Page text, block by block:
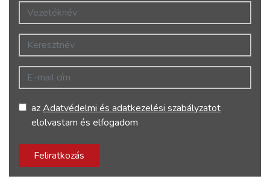
Vezetéknév
Keresztnév
E-mail cím
azAdatvédelmi és adatkezelési szabályzatot
elolvastam és elfogadom
Feliratkozás